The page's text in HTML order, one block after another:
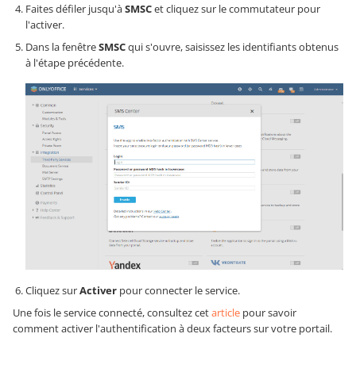
Faites défiler jusqu'àSMSCet cliquez sur le commutateur pour
l'activer.
Dans la fenêtreSMSCqui s'ouvre, saisissez les identifiants obtenus
à l'étape précédente.
Cliquez surActiver pour connecter le service.
Une fois le service connecté, consultez cetarticle pour savoir
comment activer l'authentification à deux facteurs sur votre portail.